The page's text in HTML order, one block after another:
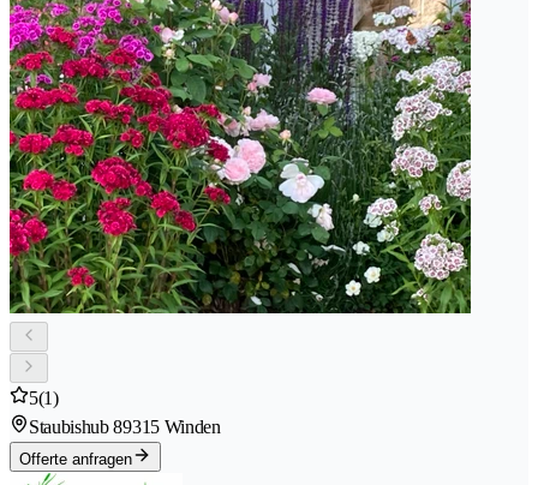
5(1)
Staubishub 89315 Winden
Offerte anfragen